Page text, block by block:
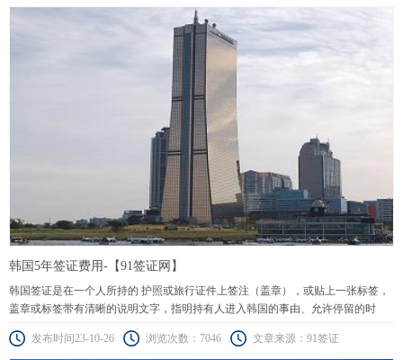
韩国5年签证费用-【91签证网】
韩国签证是在一个人所持的 护照或旅行证件上签注（盖章），或贴上一张标签，
盖章或标签带有清晰的说明文字，指明持有人进入韩国的事由、允许停留的时
发布时间23-10-26
浏览次数：7046 文章来源：91签证